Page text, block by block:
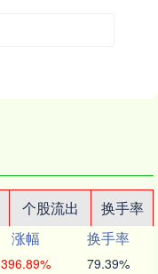
个股流出
换手率
涨幅
换手率
396.89% 79.39%